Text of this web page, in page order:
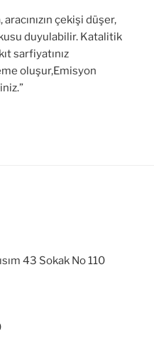
çekişi düşer,
duyulabilir. Katalitik
sarfiyatınız
oluşur,Emisyon
43 Sokak No 110